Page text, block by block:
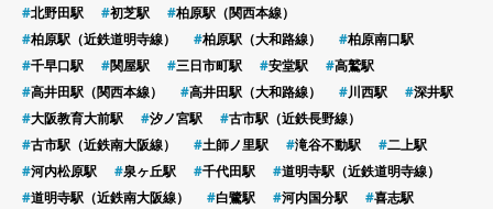
北野田駅 初芝駅
柏原駅（関西本線）
柏原駅（近鉄道明寺線）
柏原駅（大和路線）
柏原南口駅
千早口駅
関屋駅 三日市町駅 安堂駅
高鷲駅
高井田駅（関西本線）
高井田駅（大和路線） 川西駅
深井駅
大阪教育大前駅
汐ノ宮駅
古市駅（近鉄長野線）
古市駅（近鉄南大阪線）
土師ノ里駅 滝谷不動駅
二上駅
河内松原駅
泉ヶ丘駅 千代田駅
道明寺駅（近鉄道明寺線）
道明寺駅（近鉄南大阪線）
白鷺駅 河内国分駅
喜志駅